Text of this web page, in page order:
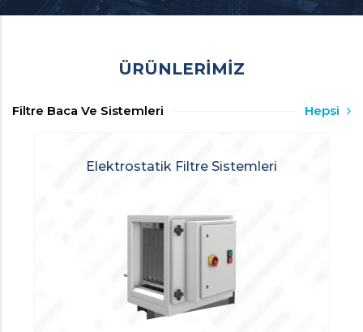
ÜRÜNLERİMİZ
Filtre Baca Ve Sistemleri Hepsi
Elektrostatik Filtre Sistemleri